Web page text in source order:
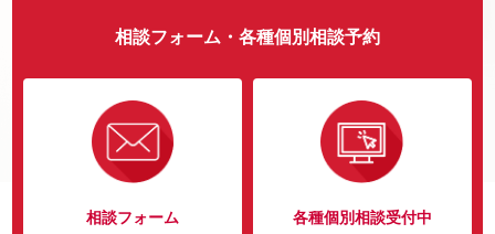
相談フォーム・各種個別相談予約
相談フォーム 各種個別相談受付中